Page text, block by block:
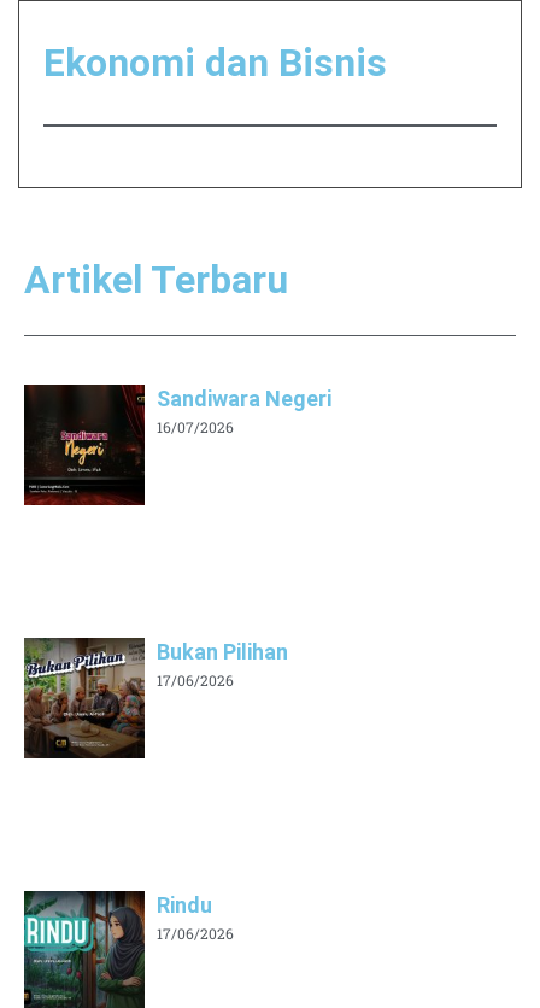
Ekonomi dan Bisnis
Artikel Terbaru
Sandiwara Negeri
16/07/2026
Bukan Pilihan
17/06/2026
Rindu
17/06/2026